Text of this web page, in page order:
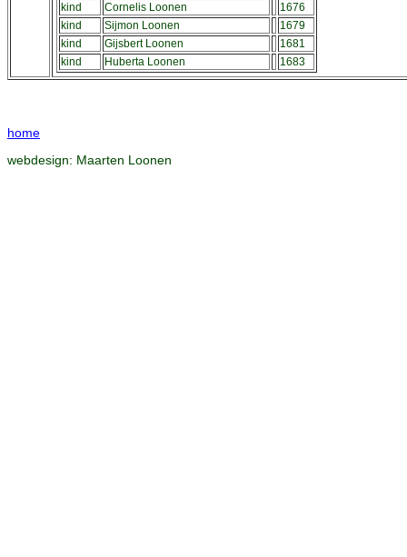
kind
Cornelis Loonen
1676
kind
Sijmon Loonen
1679
kind
Gijsbert Loonen
1681
kind
Huberta Loonen 1683
home
webdesign: Maarten Loonen